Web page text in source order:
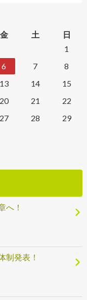
金 土
日
1
6 7
8
13 14
15
20 21
22
27 28
29
へ！
制発表！